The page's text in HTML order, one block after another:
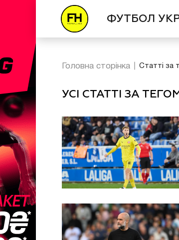
ФУТБОЛ
Головна сторінка Статті за
УСІ СТАТТІ ЗА